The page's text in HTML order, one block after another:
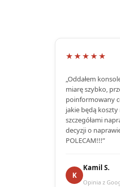
★★★★★
„Oddałem
miarę szybko,
poinformowany
jakie będą
szczegółami
decyzji o
POLECAM!!!”
K
Kamil S.
Opinia z